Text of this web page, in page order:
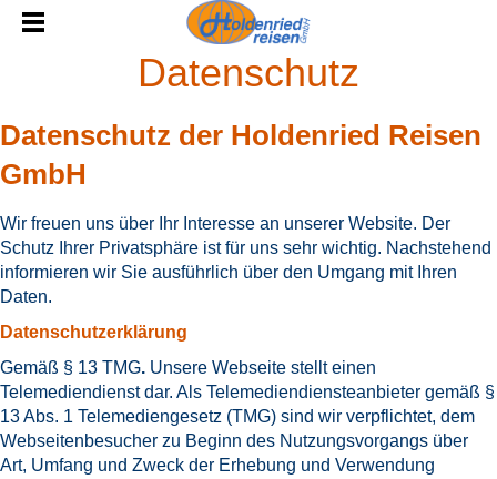
Datenschutz
Datenschutz der Holdenried Reisen
GmbH
Wir freuen uns über Ihr Interesse an unserer Website. Der
Schutz Ihrer Privatsphäre ist für uns sehr wichtig. Nachstehend
informieren wir Sie ausführlich über den Umgang mit Ihren
Daten.
Datenschutzerklärung
Gemäß § 13 TMG. Unsere Webseite stellt einen
Telemediendienst dar. Als Telemediendiensteanbieter gemäß §
13 Abs. 1 Telemediengesetz (TMG) sind wir verpflichtet, dem
Webseitenbesucher zu Beginn des Nutzungsvorgangs über
Art, Umfang und Zweck der Erhebung und Verwendung